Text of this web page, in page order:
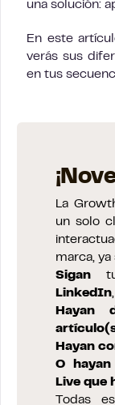
una solución:
En este
verás sus
en tus
La
un solo
marca, ya
Sigan
LinkedIn,
Hayan
Hayan
O
Live que
Todas